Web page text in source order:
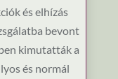
és elhízás
bevont
kimutatták a
és normál